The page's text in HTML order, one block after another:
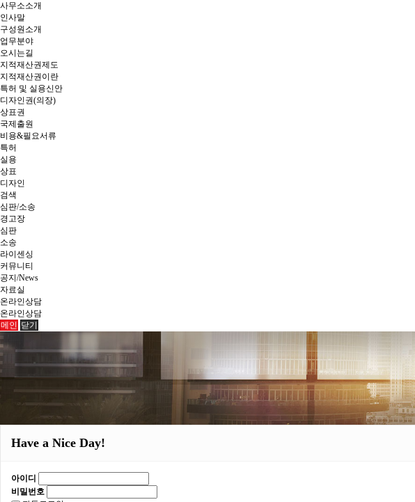
사무소소개
인사말
구성원소개
업무분야
오시는길
지적재산권제도
지적재산권이란
특허 및 실용신안
디자인권(의장)
상표권
국제출원
비용&필요서류
특허
실용
상표
디자인
검색
심판/소송
경고장
심판
소송
라이센싱
커뮤니티
공지/News
자료실
온라인상담
온라인상담
메인 닫기
Have a Nice Day!
아이디
비밀번호